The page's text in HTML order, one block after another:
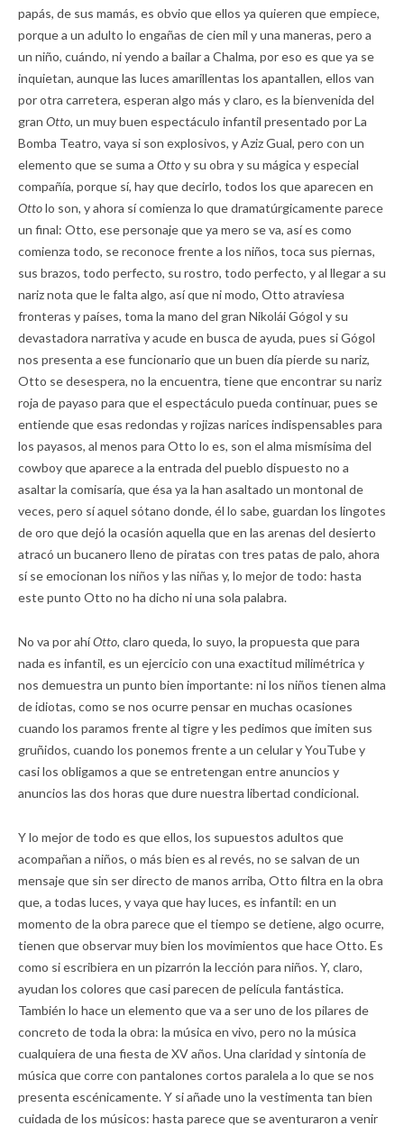
papás, de sus mamás, es obvio que ellos ya quieren que empiece,
porque a un adulto lo engañas de cien mil y una maneras, pero a
un niño, cuándo, ni yendo a bailar a Chalma, por eso es que ya se
inquietan, aunque las luces amarillentas los apantallen, ellos van
por otra carretera, esperan algo más y claro, es la bienvenida del
gran Otto, un muy buen espectáculo infantil presentado por La
Bomba Teatro, vaya si son explosivos, y Aziz Gual, pero con un
elemento que se suma a Ottoy su obra y su mágica y especial
compañía, porque sí, hay que decirlo, todos los que aparecen en
Ottolo son, y ahora sí comienza lo que dramatúrgicamente parece
un final: Otto, ese personaje que ya mero se va, así es como
comienza todo, se reconoce frente a los niños, toca sus piernas,
sus brazos, todo perfecto, su rostro, todo perfecto, y al llegar a su
nariz nota que le falta algo, así que ni modo, Otto atraviesa
fronteras y países, toma la mano del gran Nikolái Gógol y su
devastadora narrativa y acude en busca de ayuda, pues si Gógol
nos presenta a ese funcionario que un buen día pierde su nariz,
Otto se desespera, no la encuentra, tiene que encontrar su nariz
roja de payaso para que el espectáculo pueda continuar, pues se
entiende que esas redondas y rojizas narices indispensables para
los payasos, al menos para Otto lo es, son el alma mismísima del
cowboy que aparece a la entrada del pueblo dispuesto no a
asaltar la comisaría, que ésa ya la han asaltado un montonal de
veces, pero sí aquel sótano donde, él lo sabe, guardan los lingotes
de oro que dejó la ocasión aquella que en las arenas del desierto
atracó un bucanero lleno de piratas con tres patas de palo, ahora
sí se emocionan los niños y las niñas y, lo mejor de todo: hasta
este punto Otto no ha dicho ni una sola palabra.
No va por ahíOtto, claro queda, lo suyo, la propuesta que para
nada es infantil, es un ejercicio con una exactitud milimétrica y
nos demuestra un punto bien importante: ni los niños tienen alma
de idiotas, como se nos ocurre pensar en muchas ocasiones
cuando los paramos frente al tigre y les pedimos que imiten sus
gruñidos, cuando los ponemos frente a un celular y YouTube y
casi los obligamos a que se entretengan entre anuncios y
anuncios las dos horas que dure nuestra libertad condicional.
Y lo mejor de todo es que ellos, los supuestos adultos que
acompañan a niños, o más bien es al revés, no se salvan de un
mensaje que sin ser directo de manos arriba, Otto filtra en la obra
que, a todas luces, y vaya que hay luces, es infantil: en un
momento de la obra parece que el tiempo se detiene, algo ocurre,
tienen que observar muy bien los movimientos que hace Otto. Es
como si escribiera en un pizarrón la lección para niños. Y, claro,
ayudan los colores que casi parecen de película fantástica.
También lo hace un elemento que va a ser uno de los pilares de
concreto de toda la obra: la música en vivo, pero no la música
cualquiera de una fiesta de XV años. Una claridad y sintonía de
música que corre con pantalones cortos paralela a lo que se nos
presenta escénicamente. Y si añade uno la vestimenta tan bien
cuidada de los músicos: hasta parece que se aventuraron a venir